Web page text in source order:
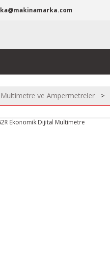
Multimetre ve Ampermetreler